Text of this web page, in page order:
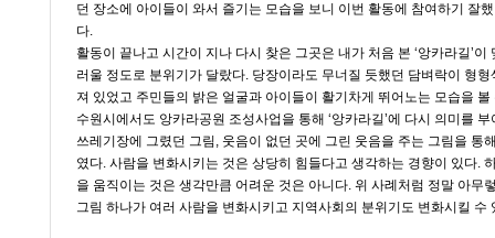
던 장소에 아이들이 와서 즐기는 모습을 보니 이번 활동에 참여하기 잘
다.
활동이 끝나고 시간이 지나 다시 찾은 그곳은 내가 처음 본 ‘앙카라길’이
러울 정도로 분위기가 달랐다. 당장이라도 무너질 듯했던 담벼락이 형
져 있었고 주민들의 밝은 얼굴과 아이들이 활기차게 뛰어노는 모습을 볼
수원시에서도 앙카라공원 조성사업을 통해 ‘앙카라길’에 다시 의미를
쓰레기장에 그렸던 그림, 웃음이 없던 곳에 그린 웃음을 주는 그림을 통
였다. 사람을 변화시키는 것은 상당히 힘들다고 생각하는 경향이 있다.
을 움직이는 것은 생각만큼 어려운 것은 아니다. 위 사례처럼 정말 아무
그림 하나가 여러 사람을 변화시키고 지역사회의 분위기도 변화시킬 수